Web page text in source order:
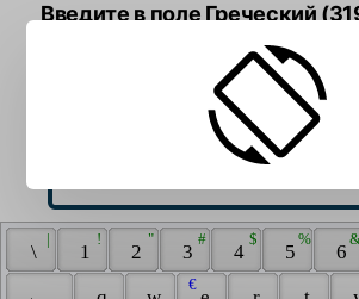
Введите в поле Греческий
символов:
\
|
1
!
2
"
3
#
4
$
5
%
6
€